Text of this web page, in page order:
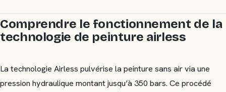
Comprendre le fonctionnement de la
technologie de peinture airless
La technologie Airless pulvérise la peinture sans air via une
pression hydraulique montant jusqu’à 350 bars. Ce procédé